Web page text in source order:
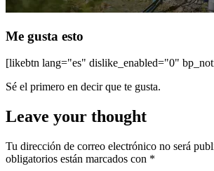
Me gusta esto
[likebtn lang="es" dislike_enabled="0"
Sé el primero en decir que te gusta.
Leave your thought
Tu dirección de correo electrónico no será
obligatorios están marcados con *